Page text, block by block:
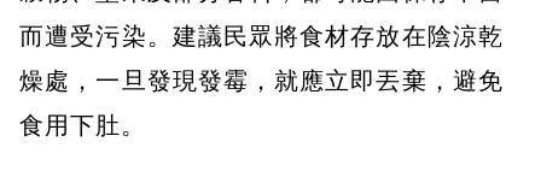
而遭受污染。建議民眾將食材存放在陰涼乾
燥處，一旦發現發霉，就應立即丟棄，避免
食用下肚。